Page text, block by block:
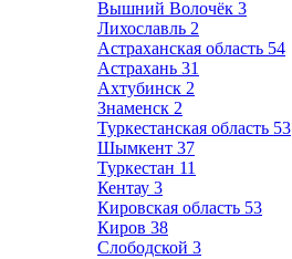
Вышний Волочёк 3
Лихославль 2
Астраханская область 54
Астрахань 31
Ахтубинск 2
Знаменск 2
Туркестанская область 53
Шымкент 37
Туркестан 11
Кентау 3
Кировская область 53
Киров 38
Слободской 3